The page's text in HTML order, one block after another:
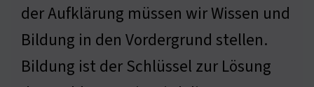
der Aufklärung müssen wir Wissen und
Bildung in den Vordergrund stellen.
Bildung ist der Schlüssel zur Lösung